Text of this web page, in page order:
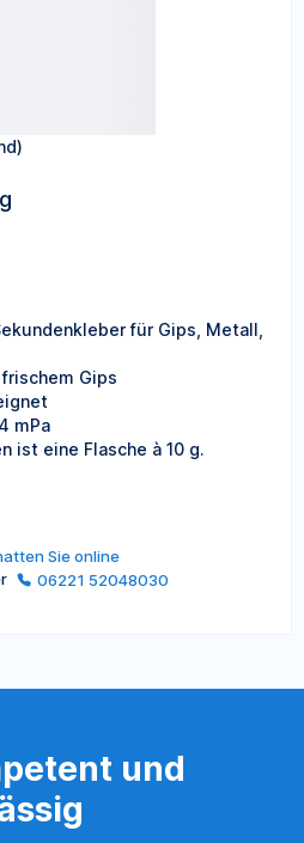
für Gips, Metall,
Gips
mPa
ist eine Flasche à 10 g.
Sie online
06221 52048030
und